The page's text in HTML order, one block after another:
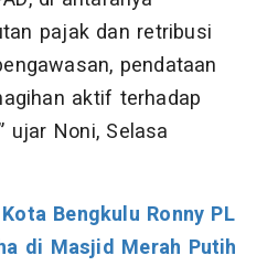
pajak dan retribusi
pendataan
aktif terhadap
ujar Noni, Selasa
Bengkulu Ronny PL
di Masjid Merah Putih